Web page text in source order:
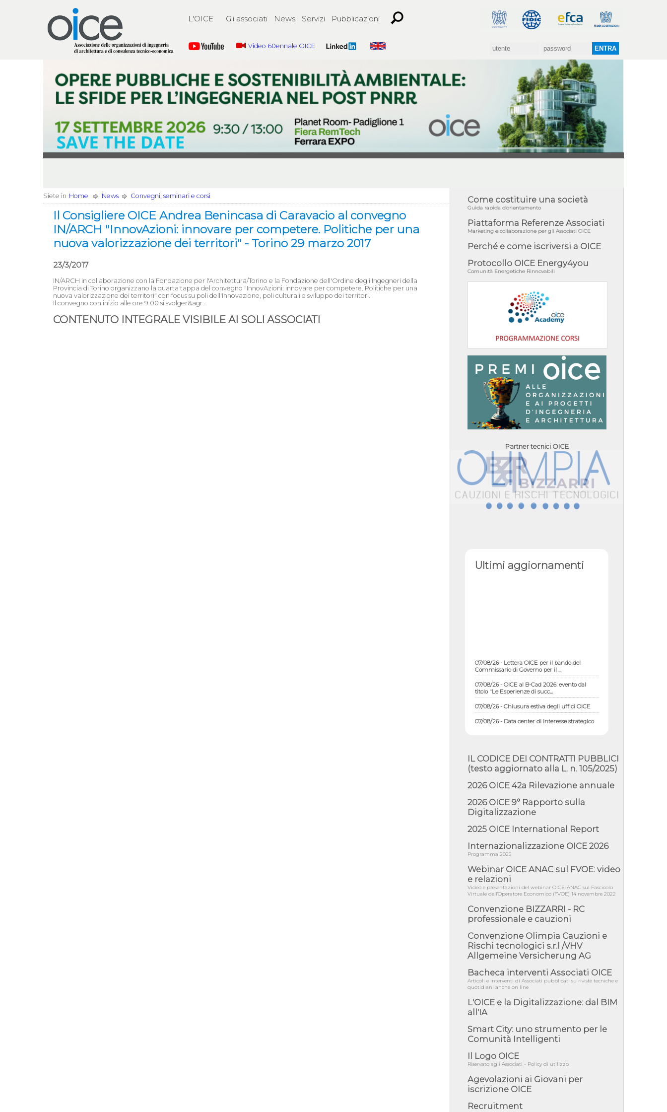
L'OICE Gli associati News Servizi Pubblicazioni
Video 60ennale OICE
Siete in Home News Convegni, seminari e corsi
Il Consigliere OICE Andrea Benincasa di Caravacio al convegno
IN/ARCH "InnovAzioni: innovare per competere. Politiche per una
nuova valorizzazione dei territori" - Torino 29 marzo 2017
23/3/2017
IN/ARCH in collaborazione con la Fondazione per l'Architettura/Torino e la Fondazione dell'Ordine degli Ingegneri della
Provincia di Torino organizzano la quarta tappa del convegno "InnovAzioni: innovare per competere. Politiche per una
nuova valorizzazione dei territori" con focus su poli dell'Innovazione, poli culturali e sviluppo dei territori.
Il convegno con inizio alle ore 9.00 si svolger&agr...
CONTENUTO INTEGRALE VISIBILE AI SOLI ASSOCIATI
Come costituire una società
Guida rapida d'orientamento
Piattaforma Referenze Associati
Marketing e collaborazione per gli Associati OICE
Perché e come iscriversi a OICE
Protocollo OICE Energy4you
Comunità Energetiche Rinnovabili
Partner tecnici OICE
Ultimi aggiornamenti
Commissario di Governo per il ...
07/08/26 - OICE al B-Cad 2026: evento dal
titolo "Le Esperienze di succ...
07/08/26 - Chiusura estiva degli uffici OICE
07/08/26 - Data center di interesse strategico
nazionale; interventi pe...
07/08/26 - Ponte sullo Stretto di Messina:
deliberata la sussistenza di...
libera al quinto lotto costr...
06/08/26 - Istat, produzione industriale in calo
dell'1% a giugno, su a...
energie rinnovabili con ...
06/08/26 - DL PA approvato in Cdm:
contributi per riqualificazione sism...
06/08/26 - CdM: approvato il d.lgs. di
adeguamento all’AI Act in mate...
06/08/26 - DDL delegazione europea in Cdm
per recepimento norme UE in m...
05/08/26 - DL Infrastrutture e PNRR è legge:
approvata oggi la fiducia...
05/08/26 - Focus OICE sul DDL di riforma
della responsabilità amminist...
05/08/26 - Anac: pubblicata la Relazione
illustrativa al Bando tipo 2 s...
05/08/26 - SAVE THE DATE: Assemblea
Pubblica Confindustria Professioni ...
05/08/26 - Successo OICE per il bando della
Città metropolitana di Reg...
Giunta Regionale della Campa...
04/08/26 - DL PA: previste cancellazioni da
04/08/26 - International Sustainable
04/08/26 - CdS, project financing: progetto di
fattibilità da impugnar...
04/08/26 - Rapporto Anac corruzione 2020-
IL CODICE DEI CONTRATTI PUBBLICI
(testo aggiornato alla L. n. 105/2025)
2026 OICE 42a Rilevazione annuale
2026 OICE 9° Rapporto sulla
Digitalizzazione
2025 OICE International Report
Internazionalizzazione OICE 2026
Programma 2025
Webinar OICE ANAC sul FVOE: video
e relazioni
Video e presentazioni del webinar OICE-ANAC sul Fascicolo
Virtuale dell'Operatore Economico (FVOE) 14 novembre 2022
Convenzione BIZZARRI - RC
professionale e cauzioni
Convenzione Olimpia Cauzioni e
Rischi tecnologici s.r.l /VHV
Allgemeine Versicherung AG
Bacheca interventi Associati OICE
Articoli e interventi di Associati pubblicati su riviste tecniche e
quotidiani anche on line
L'OICE e la Digitalizzazione: dal BIM
all'IA
Smart City: uno strumento per le
Comunità Intelligenti
Il Logo OICE
Riservato agli Associati - Policy di utilizzo
Agevolazioni ai Giovani per
iscrizione OICE
Recruitment